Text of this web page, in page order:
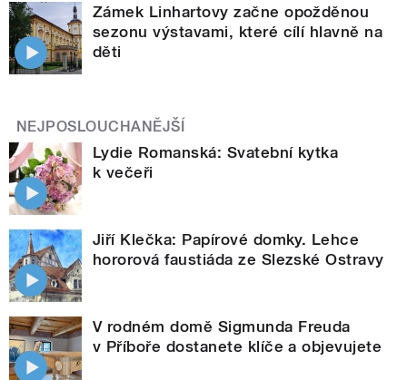
Zámek Linhartovy začne opožděnou
sezonu výstavami, které cílí hlavně na
děti
NEJPOSLOUCHANĚJŠÍ
Lydie Romanská: Svatební kytka
k večeři
Jiří Klečka: Papírové domky. Lehce
hororová faustiáda ze Slezské Ostravy
V rodném domě Sigmunda Freuda
v Příboře dostanete klíče a objevujete